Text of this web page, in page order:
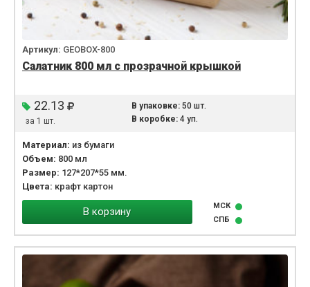
Артикул: GEOBOX-800
Салатник 800 мл с прозрачной крышкой
22.13
за 1 шт.
В упаковке:50 шт.
В коробке:4 уп.
Материал: из бумаги
Объем: 800 мл
Размер: 127*207*55 мм.
Цвета: крафт картон
В корзину
МСК
СПБ